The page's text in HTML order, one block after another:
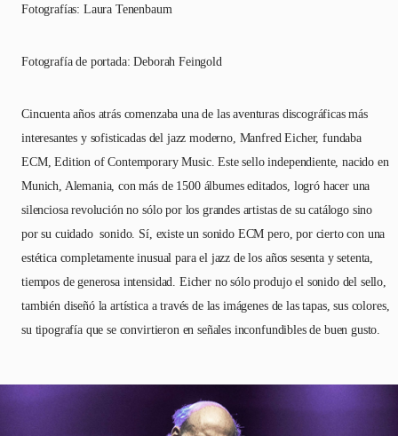
Fotografías: Laura Tenenbaum
Fotografía de portada: Deborah Feingold
Cincuenta años atrás comenzaba una de las aventuras discográficas más
interesantes y sofisticadas del jazz moderno, Manfred Eicher, fundaba
ECM, Edition of Contemporary Music. Este sello independiente, nacido en
Munich, Alemania, con más de 1500 álbumes editados, logró hacer una
silenciosa revolución no sólo por los grandes artistas de su catálogo sino
por su cuidado sonido. Sí, existe un sonido ECM pero, por cierto con una
estética completamente inusual para el jazz de los años sesenta y setenta,
tiempos de generosa intensidad. Eicher no sólo produjo el sonido del sello,
también diseñó la artística a través de las imágenes de las tapas, sus colores,
su tipografía que se convirtieron en señales inconfundibles de buen gusto.